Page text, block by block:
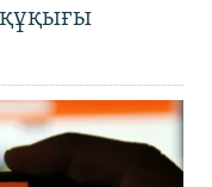
құқығы